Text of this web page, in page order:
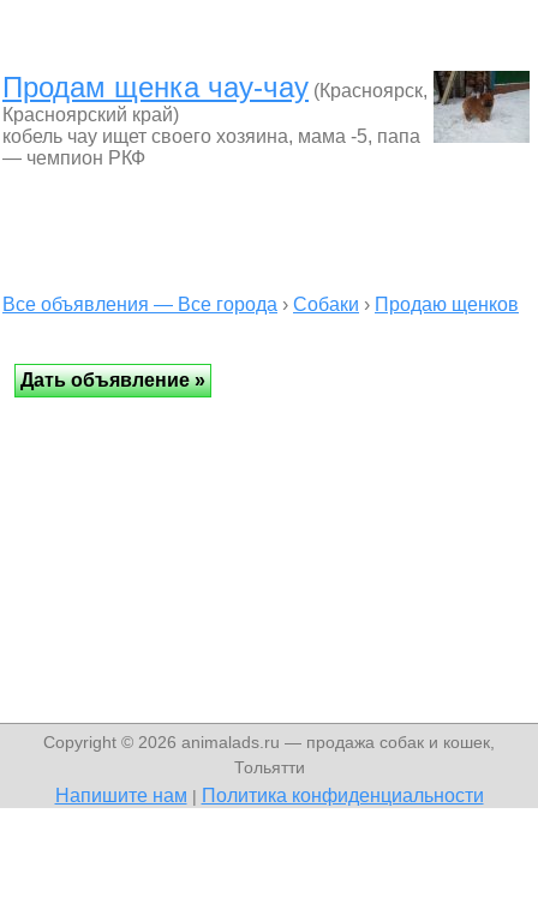
Продам щенка чау-чау (Красноярск,
Красноярский край)
кобель чау ищет своего хозяина, мама -5, папа
— чемпион РКФ
Все объявления — Все города › Собаки › Продаю щенков
Copyright © 2026 animalads.ru — продажа собак и кошек,
Тольятти
Напишите нам Политика конфиденциальности